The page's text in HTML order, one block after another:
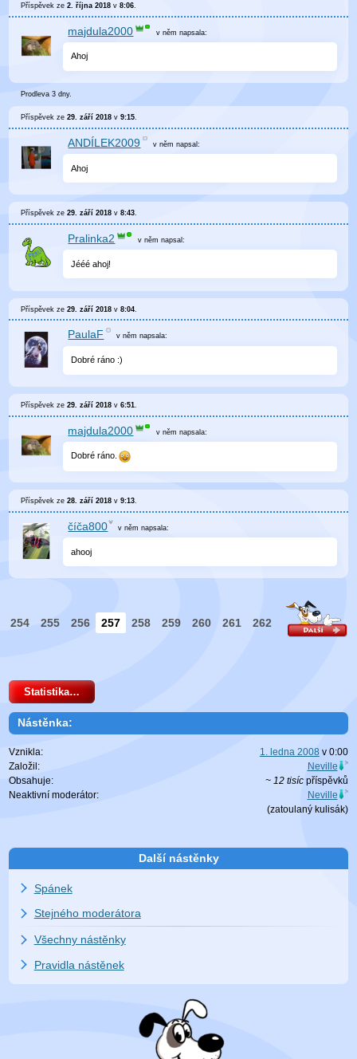
Příspěvek ze2. října 2018 v8:06
majdula2000 v něm napsala:
Ahoj
Prodleva 3 dny.
Příspěvek ze29. září 2018 v9:15.
ANDÍLEK2009 v němnapsal:
Ahoj
Příspěvek ze29. září 2018 v8:43.
Pralinka2 v něm napsal:
Jééé ahoj!
Příspěvek ze29. září 2018 v8:04
PaulaF v němnapsala:
Dobré ráno :)
Příspěvek ze29. září 2018 v6:51
majdula2000 v něm napsala:
Dobré ráno.
Příspěvek ze28. září 2018 v9:13.
číča800 v něm napsala:
ahooj
254 255 256 257 258 259 260 261 262
Statistika…
Nástěnka:
Vznikla: 1. ledna 2008 v 0:00
Založil:
Neville
Obsahuje:
~ 12 tisícpříspěvků
Neaktivní moderátor:
Neville
(zatoulaný kulisák)
Další nástěnky
Spánek
Stejného moderátora
Všechny nástěnky
Pravidla nástěnek